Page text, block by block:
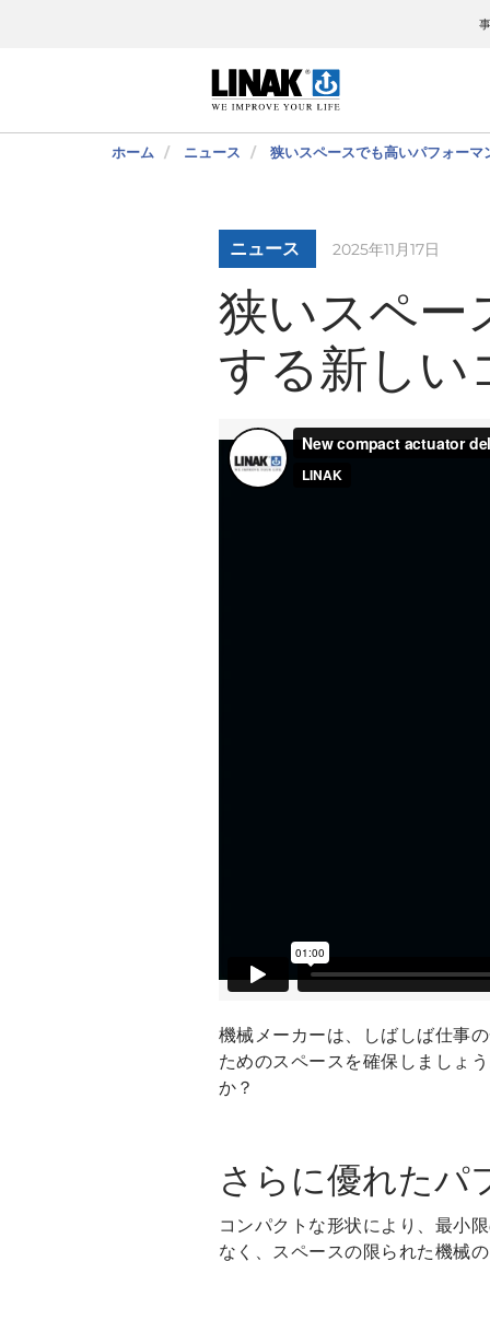
ホーム ニュース 狭いスペースでも高いパフォー
ニュース 2025年11月17日
狭いスペー
する新しい
機械メーカーは、しばしば仕事
ためのスペースを確保しましょ
か？
さらに優れたパ
コンパクトな形状により、最小
なく、スペースの限られた機械